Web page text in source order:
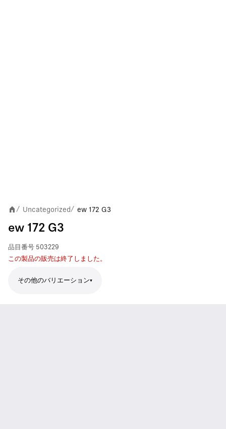
/ Uncategorized / ew 172 G3
ew 172 G3
品目番号 503229
この製品の販売は終了しました。
その他のバリエーション